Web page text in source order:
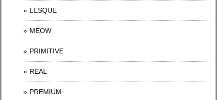
LESQUE
MEOW
PRIMITIVE
REAL
PREMIUM